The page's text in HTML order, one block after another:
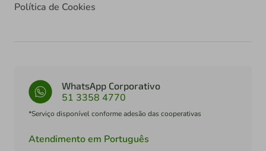
Política de Cookies
WhatsApp Corporativo
51 3358 4770
*Serviço disponível conforme adesão das cooperativas
Atendimento em Português